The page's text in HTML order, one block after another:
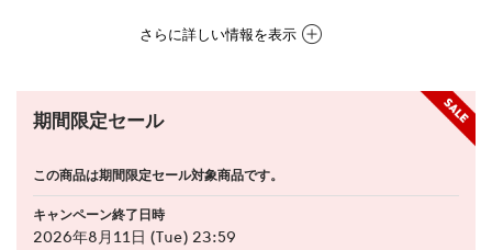
さらに詳しい情報を表示
期間限定セール
この商品は期間限定セール対象商品です。
キャンペーン終了日時
2026年8月11日 (Tue) 23:59